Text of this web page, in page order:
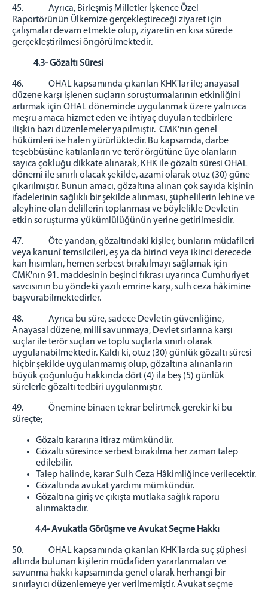
45. Ayrıca, Birleşmiş Milletler İşkence Özel
Raportörünün Ülkemize gerçekleştireceği ziyaret için
çalışmalar devam etmekte olup, ziyaretin en kısa sürede
gerçekleştirilmesi öngörülmektedir.
4.3- Gözaltı Süresi
46. OHAL kapsamında çıkarılan KHK'lar ile; anayasal
düzene karşı işlenen suçların soruşturmalarının etkinliğini
artırmak için OHAL döneminde uygulanmak üzere yalnızca
meşru amaca hizmet eden ve ihtiyaç duyulan tedbirlere
ilişkin bazı düzenlemeler yapılmıştır. CMK'nın genel
hükümleri ise halen yürürlüktedir. Bu kapsamda, darbe
teşebbüsüne katılanların ve terör örgütüne üye olanların
sayıca çokluğu dikkate alınarak, KHK ile gözaltı süresi OHAL
dönemi ile sınırlı olacak şekilde, azami olarak otuz (30) güne
çıkarılmıştır. Bunun amacı, gözaltına alınan çok sayıda kişinin
ifadelerinin sağlıklı bir şekilde alınması, şüphelilerin lehine ve
aleyhine olan delillerin toplanması ve böylelikle Devletin
etkin soruşturma yükümlülüğünün yerine getirilmesidir.
47. Öte yandan, gözaltındaki kişiler, bunların müdafileri
veya kanunî temsilcileri, eş ya da birinci veya ikinci derecede
kan hısımları, hemen serbest bırakılmayı sağlamak için
CMK'nın 91. maddesinin beşinci fıkrası uyarınca Cumhuriyet
savcısının bu yöndeki yazılı emrine karşı, sulh ceza hâkimine
başvurabilmektedirler.
48. Ayrıca bu süre, sadece Devletin güvenliğine,
Anayasal düzene, milli savunmaya, Devlet sırlarına karşı
suçlar ile terör suçları ve toplu suçlarla sınırlı olarak
uygulanabilmektedir. Kaldı ki, otuz (30) günlük gözaltı süresi
hiçbir şekilde uygulanmamış olup, gözaltına alınanların
büyük çoğunluğu hakkında dört (4) ila beş (5) günlük
sürelerle gözaltı tedbiri uygulanmıştır.
49. Önemine binaen tekrar belirtmek gerekir ki bu
süreçte;
Gözaltı kararına itiraz mümkündür.
Gözaltı süresince serbest bırakılma her zaman talep
edilebilir.
Talep halinde, karar Sulh Ceza Hâkimliğince verilecektir.
Gözaltında avukat yardımı mümkündür.
Gözaltına giriş ve çıkışta mutlaka sağlık raporu
alınmaktadır.
4.4- Avukatla Görüşme ve Avukat Seçme Hakkı
50. OHAL kapsamında çıkarılan KHK'larda suç şüphesi
altında bulunan kişilerin müdafiden yararlanmaları ve
savunma hakkı kapsamında genel olarak herhangi bir
sınırlayıcı düzenlemeye yer verilmemiştir. Avukat seçme